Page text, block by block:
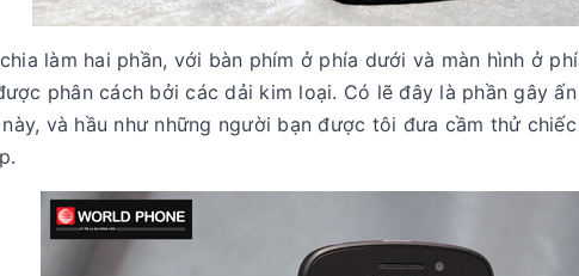
làm hai phần, với bàn phím ở phía dưới và màn hình ở
phân cách bởi các dải kim loại. Có lẽ đây là phần gây
và hầu như những người bạn được tôi đưa cầm thử